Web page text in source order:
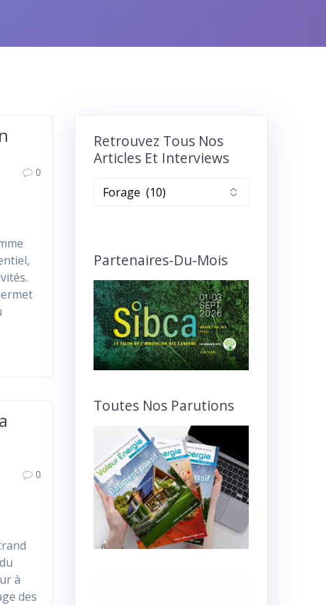
0
0
à
des
Retrouvez Tous Nos
Articles Et Interviews
Retrouvez
et
Partenaires-Du-Mois
Toutes Nos Parutions